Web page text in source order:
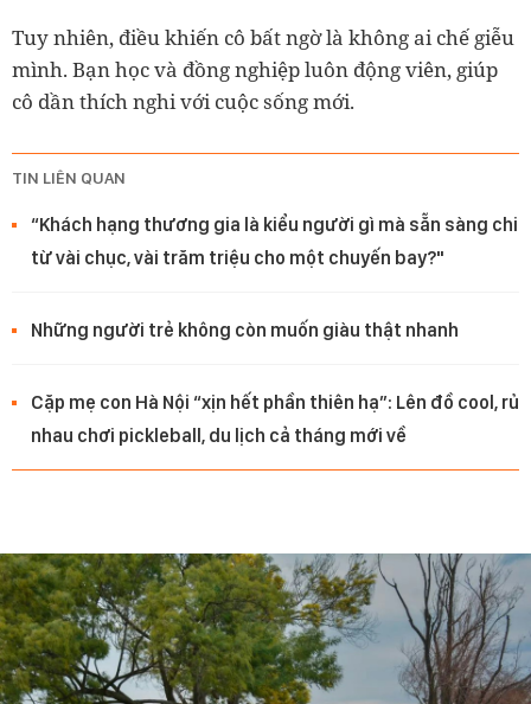
Tuy nhiên, điều khiến cô bất ngờ là không ai chế giễu
mình. Bạn học và đồng nghiệp luôn động viên, giúp
cô dần thích nghi với cuộc sống mới.
TIN LIÊN QUAN
“Khách hạng thương gia là kiểu người gì mà sẵn sàng chi
từ vài chục, vài trăm triệu cho một chuyến bay?"
Những người trẻ không còn muốn giàu thật nhanh
Cặp mẹ con Hà Nội “xịn hết phần thiên hạ”: Lên đồ cool, rủ
nhau chơi pickleball, du lịch cả tháng mới về